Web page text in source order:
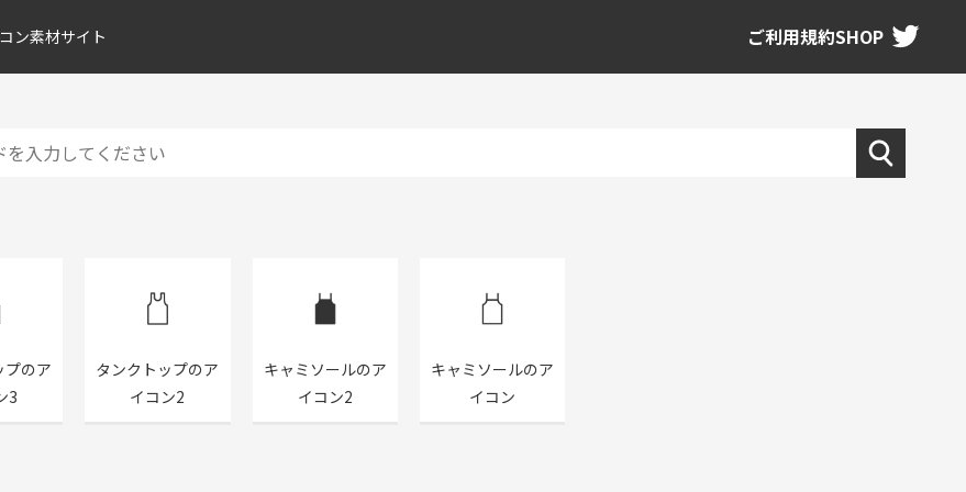
ン素材サイト ご利用規約SHOP
プのア
3
タンクトップのア
イコン2
キャミソールのア
イコン2
キャミソールのア
イコン